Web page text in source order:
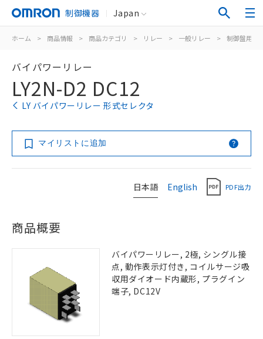
制御機器 Japan
ホーム > 商品情報 > 商品カテゴリ > リレー > 一般リレー > 制御盤用
バイパワーリレー
LY2N-D2 DC12
LY バイパワーリレー 形式セレクタ
マイリストに追加
日本語 English PDF出力
商品概要
バイパワーリレー, 2極, シングル接
点, 動作表示灯付き, コイルサージ吸
収用ダイオード内蔵形, プラグイン
端子, DC12V